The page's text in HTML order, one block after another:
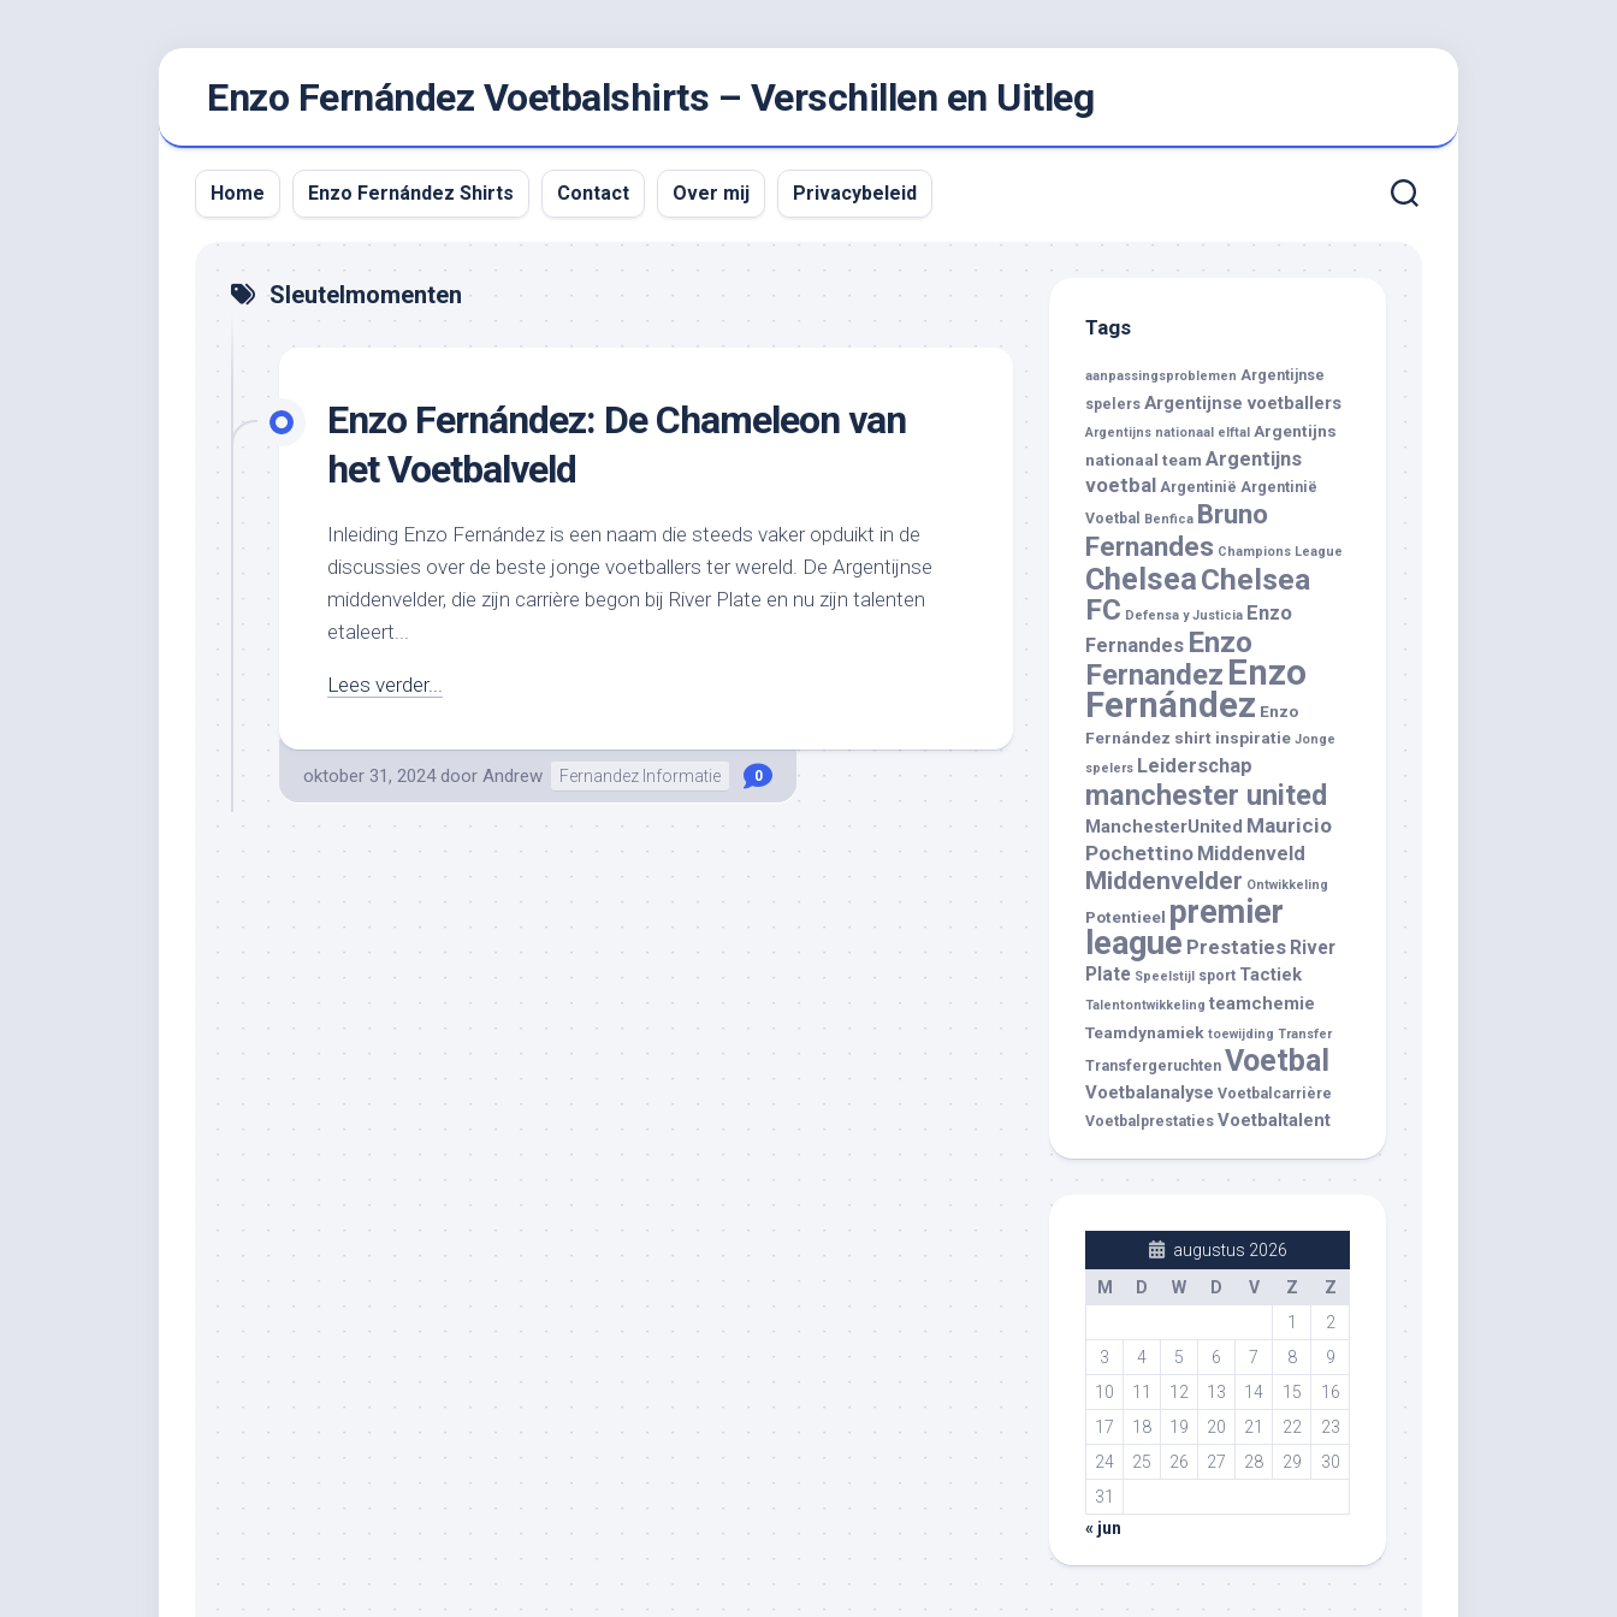
Enzo Fernández Voetbalshirts – Verschillen en Uitleg
Home Enzo Fernández Shirts Contact Over mij Privacybeleid
Sleutelmomenten
Enzo Fernández: De Chameleon van
het Voetbalveld
Inleiding Enzo Fernández is een naam die steeds vaker opduikt in de
discussies over de beste jonge voetballers ter wereld. De Argentijnse
middenvelder, die zijn carrière begon bij River Plate en nu zijn talenten
etaleert...
Lees verder...
oktober 31, 2024 door Andrew Fernandez Informatie 0
Tags
aanpassingsproblemen Argentijnse
spelers Argentijnse voetballers
Argentijns nationaal elftal Argentijns
nationaal team Argentijns
voetbal Argentinië Argentinië
Voetbal
Benfica Bruno
Fernandes Champions League
ChelseaChelsea
FC Defensa y Justicia Enzo
Fernandes Enzo
Fernandez Enzo
Fernández Enzo
Fernández shirt inspiratie Jonge
spelers Leiderschap
manchester united
ManchesterUnited Mauricio
Pochettino Middenveld
Middenvelder Ontwikkeling
Potentieel premier
league Prestaties River
Plate Speelstijl sport Tactiek
Talentontwikkeling teamchemie
Teamdynamiek toewijding Transfer
Transfergeruchten Voetbal
Voetbalanalyse Voetbalcarrière
Voetbalprestaties Voetbaltalent
augustus 2026
M
D W D V Z
Z
1
2
3
4 5 6 7 8
9
10
11 12 13 14 15
16
17
18 19 20 21 22
23
24
25 26 27 28 29
30
31
« jun